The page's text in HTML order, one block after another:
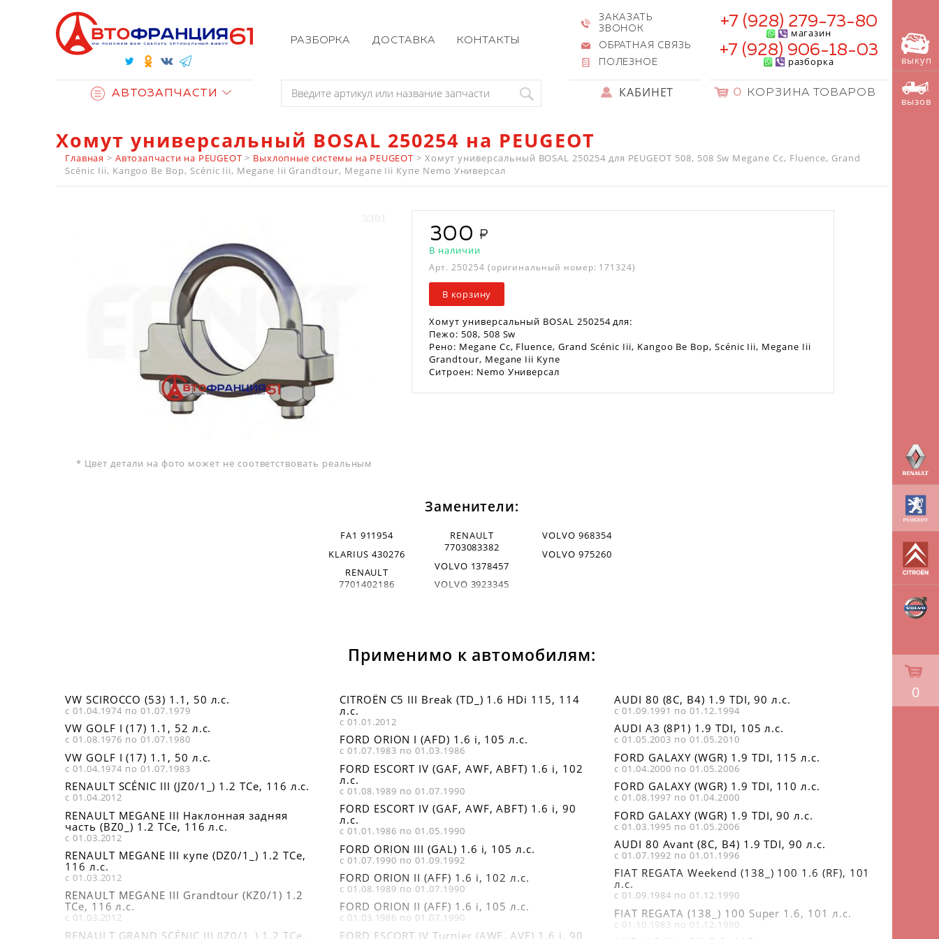
РАЗБОРКА ДОСТАВКА КОНТАКТЫ
ЗАКАЗАТЬ
ЗВОНОК
ОБРАТНАЯ СВЯЗЬ
ПОЛЕЗНОЕ
+7 (928) 279-73-80
магазин
+7 (928) 906-18-03
разборка
АВТОЗАПЧАСТИ КАБИНЕТ 0 КОРЗИНА ТОВАРОВ
Хомут универсальный BOSAL 250254 на PEUGEOT
Главная > Автозапчасти на PEUGEOT > Выхлопные системы на PEUGEOT > Хомут универсальный BOSAL 250254 для PEUGEOT 508, 508 Sw Megane Cc, Fluence, Grand
Scénic Iii, Kangoo Be Bop, Scénic Iii, Megane Iii Grandtour, Megane Iii Купе Nemo Универсал
* Цвет детали на фото может не соответствовать реальным
300
В наличии
Арт.250254 (оригинальный номер: 171324)
В корзину
Хомут универсальный BOSAL 250254 для:
Пежо: 508, 508 Sw
Рено: Megane Cc, Fluence, Grand Scénic Iii, Kangoo Be Bop, Scénic Iii, Megane Iii
Grandtour, Megane Iii Купе
Ситроен: Nemo Универсал
Заменители:
FA1 911954
KLARIUS 430276
RENAULT
7701402186
RENAULT
7703083382
VOLVO 1378457
VOLVO 3923345
VOLVO 968354
VOLVO 975260
Применимо к автомобилям:
VW SCIROCCO (53) 1.1, 50 л.с.
с 01.04.1974 по 01.07.1979
VW GOLF I (17) 1.1, 52 л.с.
с 01.08.1976 по 01.07.1980
VW GOLF I (17) 1.1, 50 л.с.
с 01.04.1974 по 01.07.1983
RENAULT SCÉNIC III (JZ0/1_) 1.2 TCe, 116 л.с.
с 01.04.2012
RENAULT MEGANE III Наклонная задняя
часть (BZ0_) 1.2 TCe, 116 л.с.
с 01.03.2012
RENAULT MEGANE III купе (DZ0/1_) 1.2 TCe,
116 л.с.
с 01.03.2012
RENAULT MEGANE III Grandtour (KZ0/1) 1.2
TCe, 116 л.с.
с 01.03.2012
RENAULT GRAND SCÉNIC III (JZ0/1_) 1.2 TCe,
CITROËN C5 III Break (TD_) 1.6 HDi 115, 114
л.с.
с 01.01.2012
FORD ORION I (AFD) 1.6 i, 105 л.с.
с 01.07.1983 по 01.03.1986
FORD ESCORT IV (GAF, AWF, ABFT) 1.6 i, 102
л.с.
с 01.08.1989 по 01.07.1990
FORD ESCORT IV (GAF, AWF, ABFT) 1.6 i, 90
л.с.
с 01.01.1986 по 01.05.1990
FORD ORION III (GAL) 1.6 i, 105 л.с.
с 01.07.1990 по 01.09.1992
FORD ORION II (AFF) 1.6 i, 102 л.с.
с 01.08.1989 по 01.07.1990
FORD ORION II (AFF) 1.6 i, 105 л.с.
с 01.03.1986 по 01.07.1990
FORD ESCORT IV Turnier (AWF, AVF) 1.6 i, 90
AUDI 80 (8C, B4) 1.9 TDI, 90 л.с.
с 01.09.1991 по 01.12.1994
AUDI A3 (8P1) 1.9 TDI, 105 л.с.
с 01.05.2003 по 01.05.2010
FORD GALAXY (WGR) 1.9 TDI, 115 л.с.
с 01.04.2000 по 01.05.2006
FORD GALAXY (WGR) 1.9 TDI, 110 л.с.
с 01.08.1997 по 01.04.2000
FORD GALAXY (WGR) 1.9 TDI, 90 л.с.
с 01.03.1995 по 01.05.2006
AUDI 80 Avant (8C, B4) 1.9 TDI, 90 л.с.
с 01.07.1992 по 01.01.1996
FIAT REGATA Weekend (138_) 100 1.6 (RF), 101
л.с.
с 01.09.1984 по 01.12.1990
FIAT REGATA (138_) 100 Super 1.6, 101 л.с.
с 01.10.1983 по 01.12.1990
выкуп
вызов
0